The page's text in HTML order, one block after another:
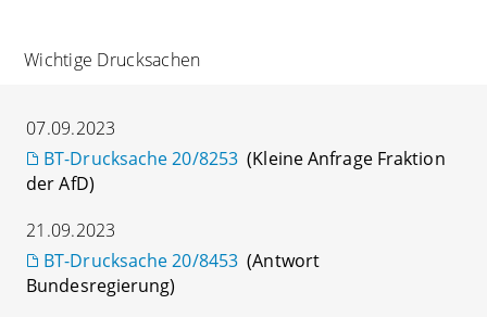
Wichtige Drucksachen
07.09.2023
BT-Drucksache 20/8253 (Kleine Anfrage Fraktion
der AfD)
21.09.2023
BT-Drucksache 20/8453 (Antwort
Bundesregierung)